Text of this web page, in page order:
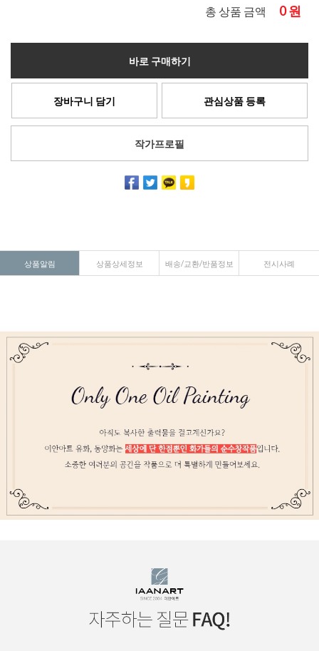
총 상품 금액 0원
바로 구매하기
장바구니 담기 관심상품 등록
작가프로필
상품알림 상품상세정보 배송/교환/반품정보 전시사례